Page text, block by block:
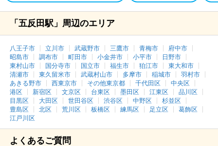
「五反田駅」周辺のエリア
八王子市 立川市 武蔵野市 三鷹市 青梅市
府中市
昭島市
調布市 町田市 小金井市 小平市
日野市
東村山市
国分寺市 国立市 福生市 狛江市
東大和市
清瀬市
東久留米市 武蔵村山市 多摩市 稲城市
羽村市
あきる野市
西東京市 その他東京都 千代田区
中央区
港区
新宿区 文京区 台東区 墨田区 江東区
品川区
目黒区
大田区 世田谷区 渋谷区 中野区
杉並区
豊島区
北区 荒川区 板橋区 練馬区 足立区
葛飾区
江戸川区
よくあるご質問